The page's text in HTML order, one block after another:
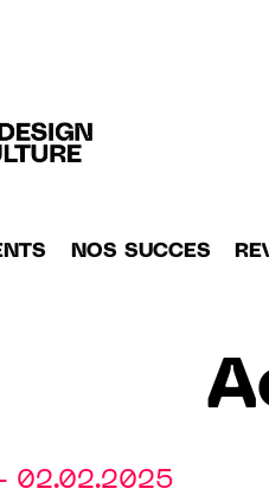
NOS SUCCES
02.02.2025